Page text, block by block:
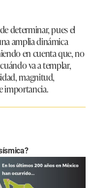
determinar, pues el
amplia dinámica
en cuenta que, no
va a templar,
magnitud,
importancia.